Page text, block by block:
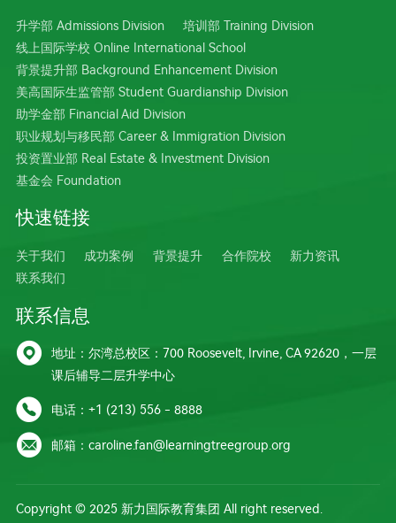
升学部 Admissions Division
培训部 Training Division
线上国际学校 Online International School
背景提升部 Background Enhancement Division
美高国际生监管部 Student Guardianship Division
助学金部 Financial Aid Division
职业规划与移民部 Career & Immigration Division
投资置业部 Real Estate & Investment Division
基金会 Foundation
快速链接
关于我们 成功案例 背景提升 合作院校
新力资讯
联系我们
联系信息

地址：尔湾总校区：700 Roosevelt, Irvine, CA 92620，一层
课后辅导二层升学中心
 电话：+1 (213) 556 - 8888
 邮箱：caroline.fan@learningtreegroup.org
Copyright © 2025 新力国际教育集团 All right reserved.